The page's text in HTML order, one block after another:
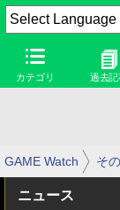
カテゴリ 過去記
GAME Watch そ
ニュース